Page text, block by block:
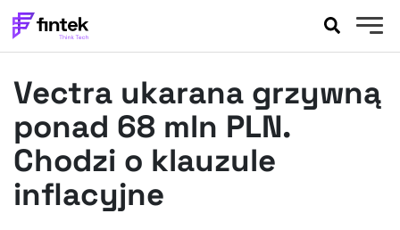
BANKOWOŚĆ
FELIETONY
WYWIADY
LEGAL
Vectra ukarana grzywną
ponad 68 mln PLN.
Chodzi o klauzule
inflacyjne